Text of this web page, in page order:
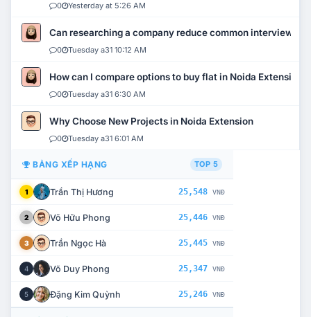
0 Yesterday at 5:26 AM
Can researching a company reduce common interview
0 Tuesday a31 10:12 AM
How can I compare options to buy flat in Noida Extension?
0 Tuesday a31 6:30 AM
Why Choose New Projects in Noida Extension
0 Tuesday a31 6:01 AM
BẢNG XẾP HẠNG TOP 5
1 Trần Thị Hương 25,548 VNĐ
2 Võ Hữu Phong 25,446 VNĐ
3 Trần Ngọc Hà 25,445 VNĐ
4 Võ Duy Phong 25,347 VNĐ
5 Đặng Kim Quỳnh 25,246 VNĐ